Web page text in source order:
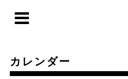
カレンダー